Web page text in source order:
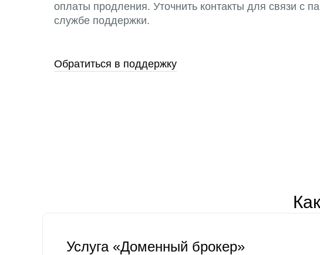
оплаты продления. Уточнить контакты для связи с
службе поддержки.
Обратиться в поддержку
Услуга «Доменный брокер»